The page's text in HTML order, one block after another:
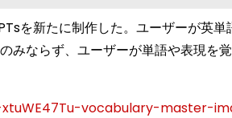
を新たに制作した。ユーザーが
みならず、ユーザーが単語や表現を
vocabulary-master-